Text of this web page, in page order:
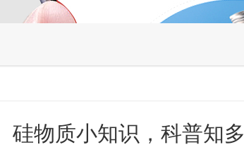
硅物质小知识，科普知多